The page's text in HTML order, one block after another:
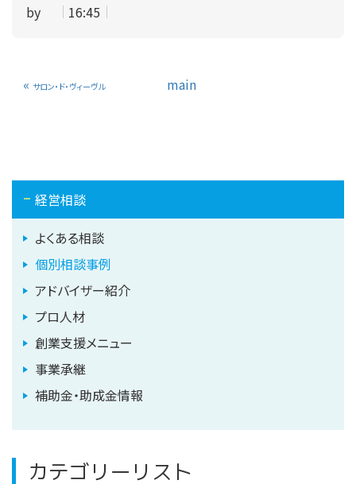
by 16:45
« サロン・ド・ヴィーヴル main
経営相談
よくある相談
個別相談事例
アドバイザー紹介
プロ人材
創業支援メニュー
事業承継
補助金・助成金情報
カテゴリーリスト